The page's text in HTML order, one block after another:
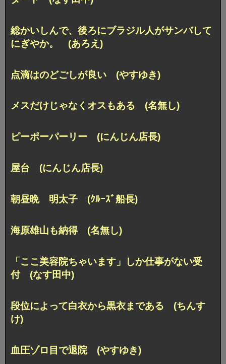
総かいしんで、後ろにブラジル人がサンバして
にぎやか。 (あろえ)
点滴はのどごしが良い (やすゆき)
メスだけじゃなくオスもある (名無し)
ピーポーパーリー (にんじん店長)
屋台 (にんじん店長)
朝昼晩 明太子 (ｸﾙｰｽﾞ船長)
海原雄山も納得 (名無し)
「ここ美容院ちゃいます」しか仕事がない受
付 (なす田中)
段位によって白衣から黒衣まである (ちんす
け)
血圧ゾロ目で退院 (やすゆき)